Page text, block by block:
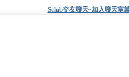
Sclub交友聊天~加入聊天室